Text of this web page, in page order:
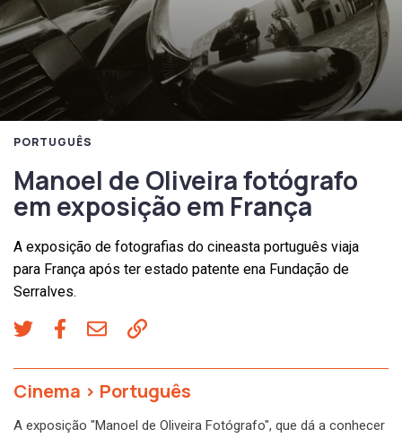
PORTUGUÊS
Manoel de Oliveira fotógrafo
em exposição em França
A exposição de fotografias do cineasta português viaja
para França após ter estado patente ena Fundação de
Serralves.
Cinema > Português
A exposição "Manoel de Oliveira Fotógrafo", que dá a conhecer